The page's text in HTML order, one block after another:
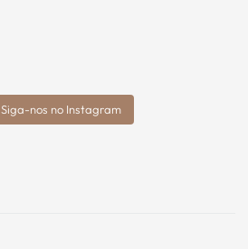
Siga-nos no Instagram